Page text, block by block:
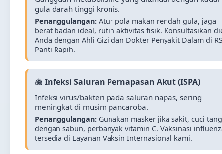
gula darah tinggi kronis.
Penanggulangan: Atur pola makan rendah gula, jaga
berat badan ideal, rutin aktivitas fisik. Konsultasikan
Anda dengan Ahli Gizi dan Dokter Penyakit Dalam di RS
Panti Rapih.
🫁 Infeksi Saluran Pernapasan Akut (ISPA)
Infeksi virus/bakteri pada saluran napas, sering
meningkat di musim pancaroba.
Penanggulangan: Gunakan masker jika sakit, cuci
dengan sabun, perbanyak vitamin C. Vaksinasi
tersedia di Layanan Vaksin Internasional kami.